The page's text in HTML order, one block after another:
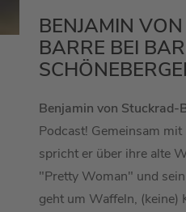
BENJAMIN
BARRE BEI
Benjamin von Stuckrad-
Podcast! Gemeinsam mit
spricht er über ihre alte
"Pretty Woman" und
geht um Waffeln, (keine)